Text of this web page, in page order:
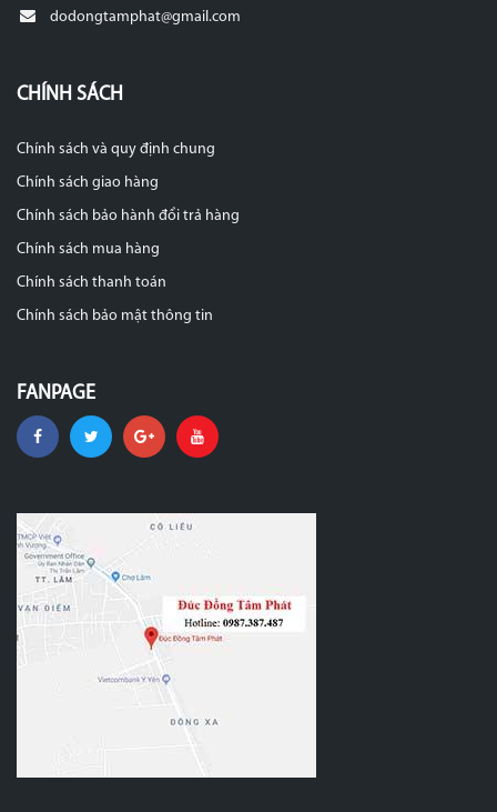
dodongtamphat@gmail.com
CHÍNH SÁCH
Chính sách và quy định chung
Chính sách giao hàng
Chính sách bảo hành đổi trả hàng
Chính sách mua hàng
Chính sách thanh toán
Chính sách bảo mật thông tin
FANPAGE